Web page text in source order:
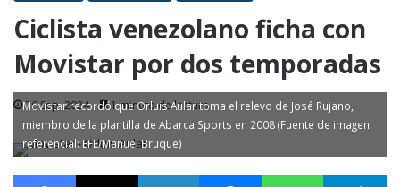
Ciclista venezolano ficha con
Movistar por dos temporadas
26 Sep, 2024 1 minuto de lectura
Movistar recordó que Orluis Aular toma el relevo de José Rujano,
miembro de la plantilla de Abarca Sports en 2008 (Fuente de imagen
referencial: EFE/Manuel Bruque)
Facebook X LinkedIn MessengerWhatsApp